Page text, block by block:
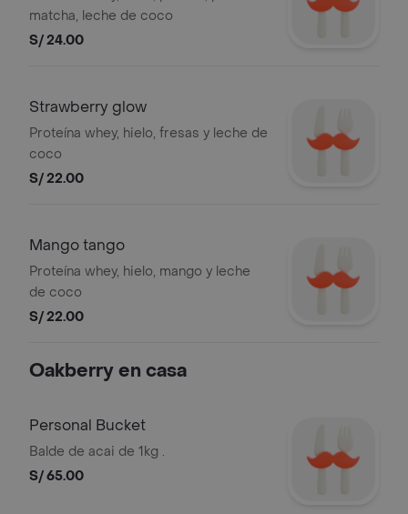
matcha, leche de coco
S/ 24.00
Strawberry glow
Proteína whey, hielo, fresas y leche de
coco
S/ 22.00
Mango tango
Proteína whey, hielo, mango y leche
de coco
S/ 22.00
Oakberry en casa
Personal Bucket
Balde de acai de 1kg .
S/ 65.00